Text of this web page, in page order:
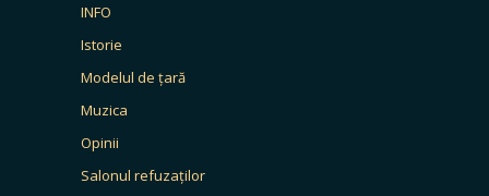
INFO
Istorie
Modelul de țară
Muzica
Opinii
Salonul refuzaților